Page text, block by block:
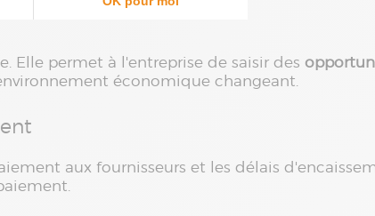
Elle permet à l'entreprise de saisir des
économique changeant.
aux fournisseurs et les délais